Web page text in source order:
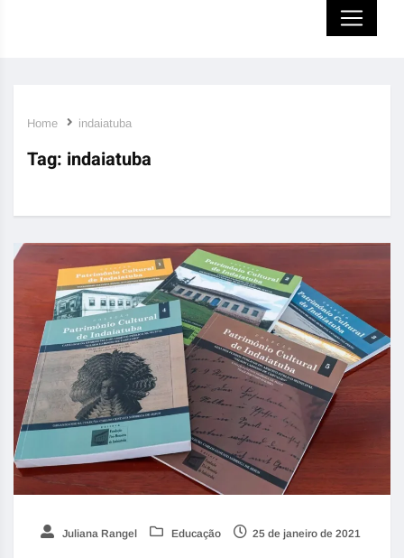
Home indaiatuba
Tag: indaiatuba
Juliana Rangel Educação 25 de janeiro de 2021